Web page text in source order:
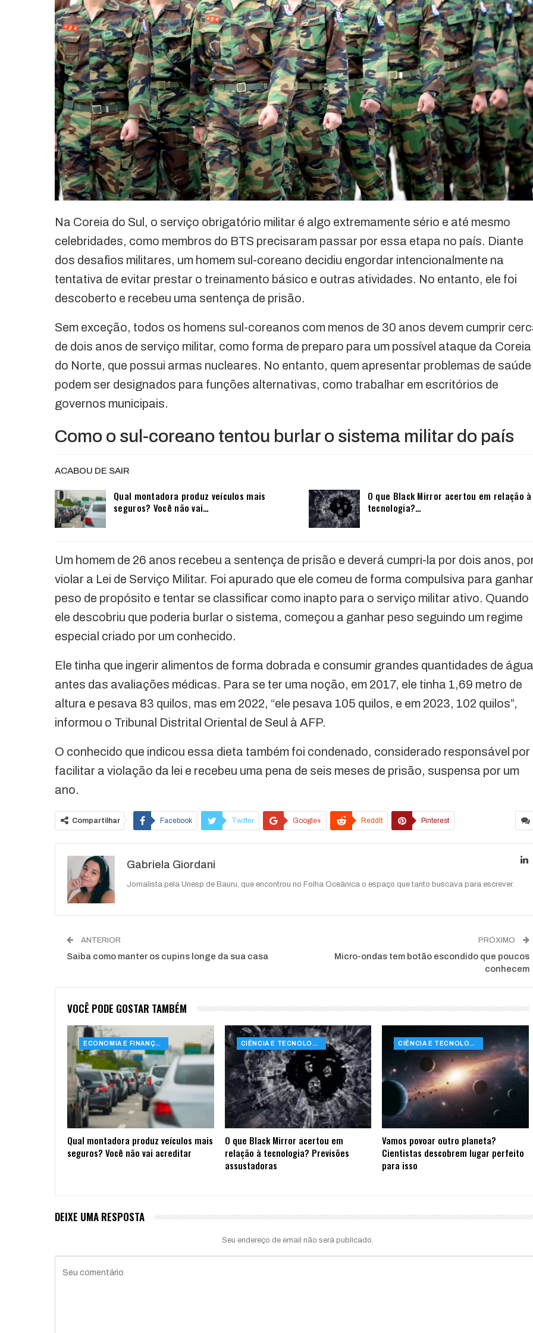
Na Coreia do Sul, o serviço obrigatório militar é algo extremamente sério e até mesmo
celebridades, como membros do BTS precisaram passar por essa etapa no país. Diante
dos desafios militares, um homem sul-coreano decidiu engordar intencionalmente na
tentativa de evitar prestar o treinamento básico e outras atividades. No entanto, ele foi
descoberto e recebeu uma sentença de prisão.
Sem exceção, todos os homens sul-coreanos com menos de 30 anos devem cumprir
de dois anos de serviço militar, como forma de preparo para um possível ataque da Coreia
do Norte, que possui armas nucleares. No entanto, quem apresentar problemas de saúde
podem ser designados para funções alternativas, como trabalhar em escritórios de
governos municipais.
Como o sul-coreano tentou burlar o sistema militar do país
ACABOU DE SAIR
Qual montadora produz veículos mais
seguros? Você não vai…
O que Black Mirror acertou em relação à
tecnologia?…
Um homem de 26 anos recebeu a sentença de prisão e deverá cumpri-la por dois anos,
violar a Lei de Serviço Militar. Foi apurado que ele comeu de forma compulsiva para ganhar
peso de propósito e tentar se classificar como inapto para o serviço militar ativo. Quando
ele descobriu que poderia burlar o sistema, começou a ganhar peso seguindo um regime
especial criado por um conhecido.
Ele tinha que ingerir alimentos de forma dobrada e consumir grandes quantidades de água
antes das avaliações médicas. Para se ter uma noção, em 2017, ele tinha 1,69 metro de
altura e pesava 83 quilos, mas em 2022, “ele pesava 105 quilos, e em 2023, 102 quilos”,
informou o Tribunal Distrital Oriental de Seul à AFP.
O conhecido que indicou essa dieta também foi condenado, considerado responsável por
facilitar a violação da lei e recebeu uma pena de seis meses de prisão, suspensa por um
ano.
Compartilhar Facebook Twitter Google+ ReddIt Pinterest
Gabriela Giordani
Jornalista pela Unesp de Bauru, que encontrou no Folha Oceânica o espaço que tanto buscava para escrever.
ANTERIOR
Saiba como manter os cupins longe da sua casa
PRÓXIMO
Micro-ondas tem botão escondido que poucos
conhecem
VOCÊ PODE GOSTAR TAMBÉM
ECONOMIA E FINANÇAS
Qual montadora produz veículos mais
seguros? Você não vai acreditar
CIÊNCIA E TECNOLOGIA
O que Black Mirror acertou em
relação à tecnologia? Previsões
assustadoras
CIÊNCIA E TECNOLOGIA
Vamos povoar outro planeta?
Cientistas descobrem lugar perfeito
para isso
DEIXE UMA RESPOSTA
Seu endereço de email não será publicado.